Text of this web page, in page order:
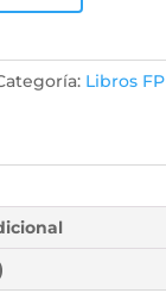
Libros FP